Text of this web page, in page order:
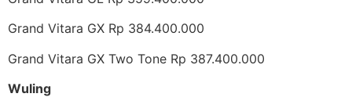
Grand Vitara GX Rp 384.400.000
Grand Vitara GX Two Tone Rp 387.400.000
Wuling